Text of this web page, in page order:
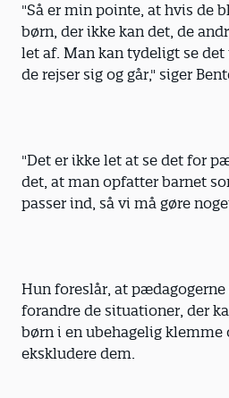
"Så er min pointe, at hvis de
børn, der ikke kan det, de
let af. Man kan tydeligt se
de rejser sig og går," siger
"Det er ikke let at se det for
det, at man opfatter barnet
passer ind, så vi må gøre
Hun foreslår, at
forandre de situationer, der
børn i en ubehagelig
ekskludere dem.